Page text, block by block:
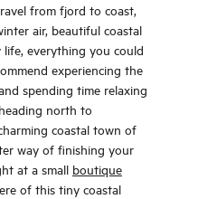
from fjord to coast,
air, beautiful coastal
life, everything you could
experiencing the
spending time relaxing
north to
coastal town of
way of finishing your
at a small boutique
of this tiny coastal